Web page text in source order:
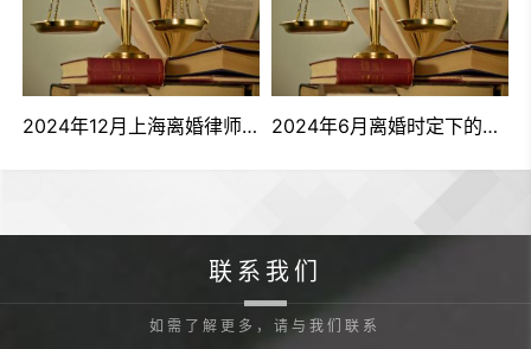
2024年12月上海离婚律师的作用有哪些？ 2024年6月离婚时定下的口头协议是否有效
联系我们
如需了解更多，请与我们联系